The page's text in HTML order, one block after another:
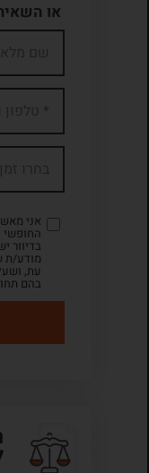
או
אני
החופשי
בדיוור
מודע/ת
עת,
בהם